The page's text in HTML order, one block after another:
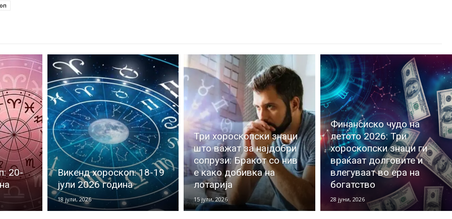
20-
Викенд хороскоп: 18-19
јули 2026 година
18 јули, 2026
Три хороскопски знаци
што важат за најдобри
сопрузи: Бракот со нив
е како добивка на
лотарија
15 јули, 2026
Финансиско чудо на
летото 2026: Три
хороскопски знаци ги
враќаат долговите и
влегуваат во ера на
богатство
28 јуни, 2026